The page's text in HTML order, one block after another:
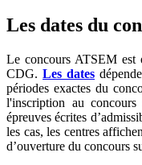
Les dates du
Le concours ATSEM est
CDG. Les dates
périodes exactes du
l'inscription au concours
épreuves écrites
les cas, les centres
d’ouverture du concours